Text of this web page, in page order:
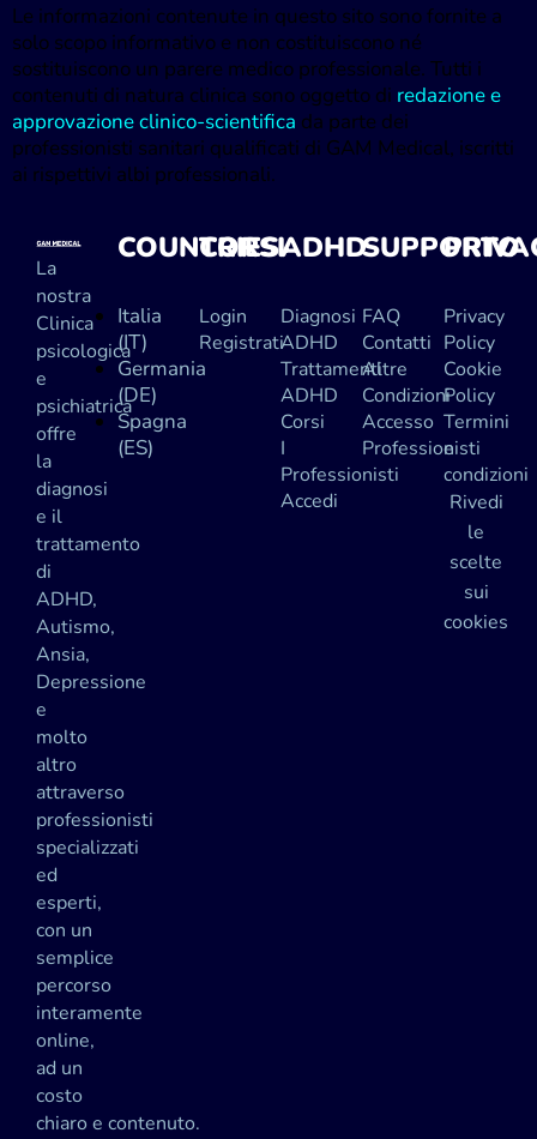
Le informazioni contenute in questo sito sono fornite a
solo scopo informativo e non costituiscono né
sostituiscono un parere medico professionale. Tutti i
contenuti di natura clinica sono oggetto di redazione e
approvazione clinico-scientifica da parte dei
professionisti sanitari qualificati di GAM Medical, iscritti
ai rispettivi albi professionali.
La
nostra
Clinica
psicologica
e
psichiatrica
offre
la
diagnosi
e il
trattamento
di
ADHD,
Autismo,
Ansia,
Depressione
e
molto
altro
attraverso
professionisti
specializzati
ed
esperti,
con un
semplice
percorso
interamente
online,
ad un
costo
chiaro e contenuto.
COUNTRIES
Italia
(IT)
Germania
(DE)
Spagna
(ES)
CORSI
Login
Registrati
ADHD
Diagnosi
ADHD
Trattamenti
ADHD
Corsi
I
Professionisti
Accedi
SUPPORTO
FAQ
Contatti
Altre
Condizioni
Accesso
Professionisti
Privacy
Policy
Cookie
Policy
Termini
e
condizioni
Rivedi
le
scelte
sui
cookies